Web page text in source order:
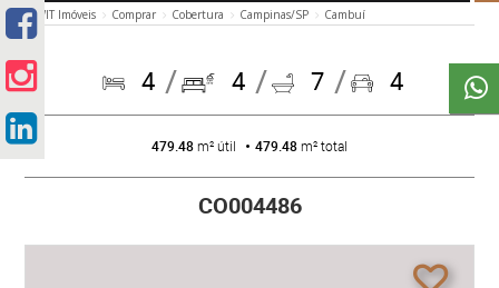
WIT Imóveis Comprar Cobertura Campinas/SP Cambuí
4 4 7 4
479.48m² útil 479.48m² total
CO004486